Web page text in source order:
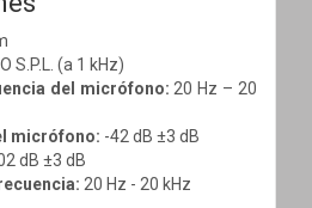
S.P.L. (a 1 kHz)
del micrófono: 20 Hz – 20
micrófono: -42 dB ±3 dB
dB ±3 dB
20 Hz - 20 kHz